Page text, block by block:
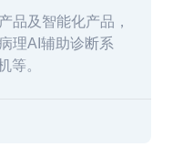
品及智能化产品，
理AI辅助诊断系
等。